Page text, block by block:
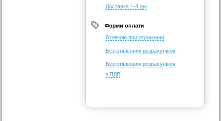
Доставка 1-4 дні
Форми оплати
Готівкою при отриманні
Безготівковим розрахунком
Безготівковим розрахунком
з ПДВ